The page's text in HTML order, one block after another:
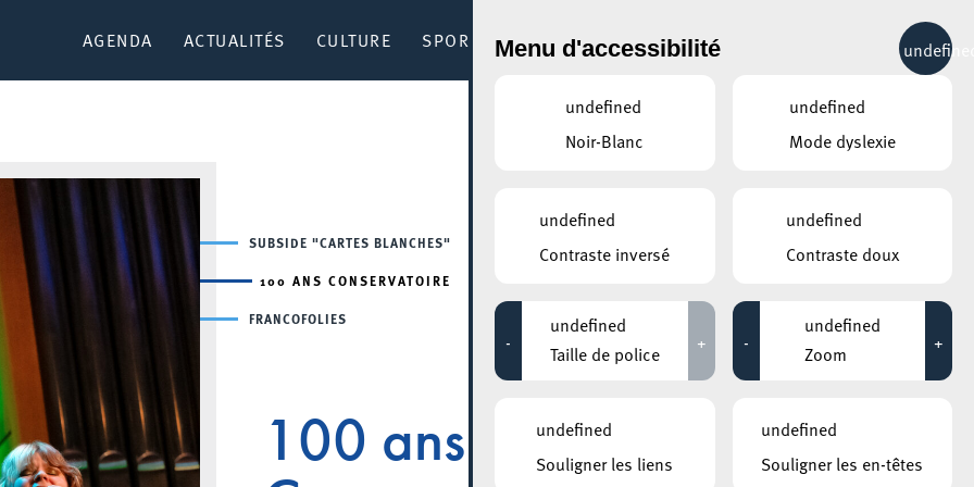
AGENDA ACTUALITÉS CULTURE SPORT & RÉCRÉATION MOBILITÉ
100 ans
SUBSIDE "CARTES BLANCHES"
100 ANS CONSERVATOIRE
FRANCOFOLIES
13°C
Menu d'accessibilité
undefined
Noir-Blanc
undefined
Mode dyslexie
undefined
Contraste inversé
undefined
Contraste doux
-
undefined
Taille de police
+ -
undefined
Zoom
+
undefined
Souligner les liens
undefined
Souligner les en-têtes